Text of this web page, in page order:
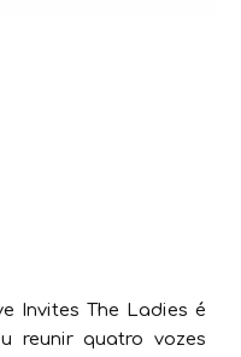
Invites The Ladies é
reunir quatro vozes